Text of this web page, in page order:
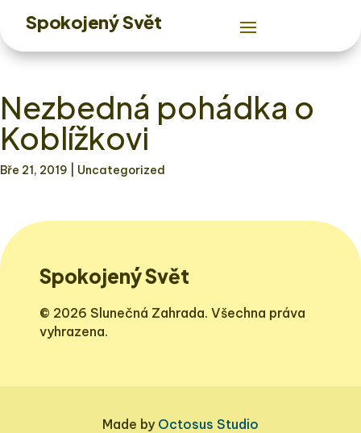
Spokojený Svět
Nezbedná pohádka o
Koblížkovi
Bře 21, 2019 | Uncategorized
Spokojený Svět
© 2026 Slunečná Zahrada. Všechna práva
vyhrazena.
Made by Octosus Studio